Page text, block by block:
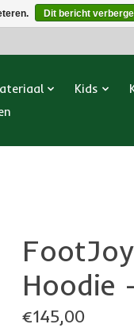
Kids
Hoodie
€145,00
Dit bericht